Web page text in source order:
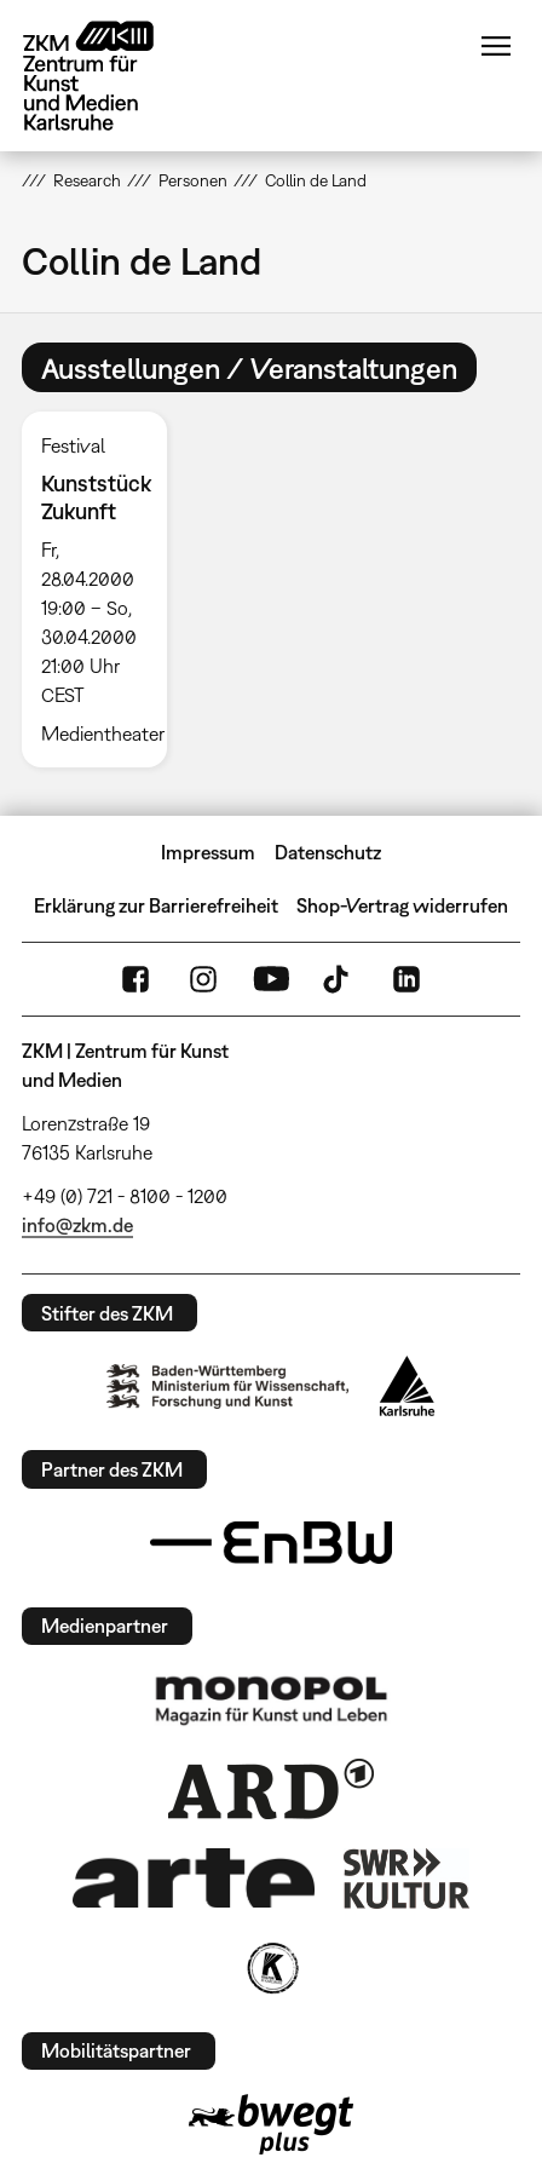
zum
Inhalt
Research Personen Collin de Land
Collin de Land
Ausstellungen / Veranstaltungen
Festival
Kunststück
Zukunft
Fr,
28.04.2000
19:00 – So,
30.04.2000
21:00 Uhr
CEST
Medientheater
Impressum Datenschutz
Erklärung zur Barrierefreiheit Shop-Vertrag widerrufen
ZKM | Zentrum für Kunst
und Medien
Lorenzstraße 19
76135 Karlsruhe
+49 (0) 721 - 8100 - 1200
info@zkm.de
Stifter des ZKM
Partner des ZKM
Medienpartner
Mobilitätspartner